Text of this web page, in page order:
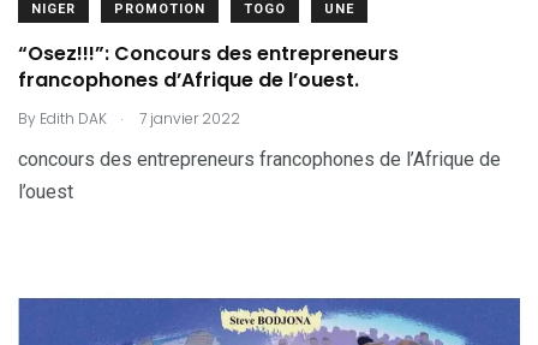
NIGER PROMOTION TOGO UNE
“Osez!!!”: Concours des entrepreneurs
francophones d’Afrique de l’ouest.
By Edith DAK . 7 janvier 2022
concours des entrepreneurs francophones de l’Afrique de
l’ouest